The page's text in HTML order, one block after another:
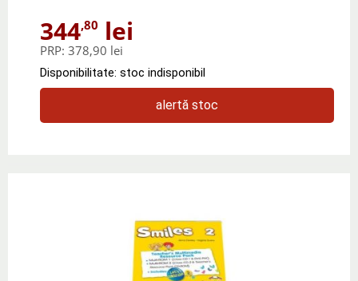
344,80 lei
PRP: 378,90 lei
Disponibilitate: stoc indisponibil
alertă stoc